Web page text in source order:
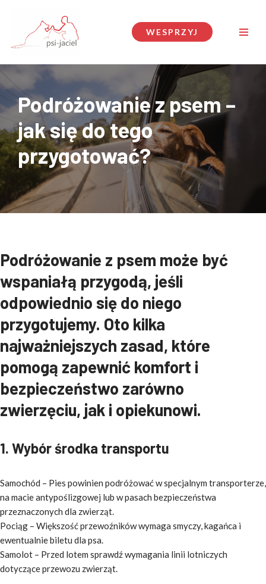
Przejdź
do
WESPRZYJ
Podróżowanie z psem –
jak się do tego
przygotować?
Podróżowanie z psem może być
wspaniałą przygodą, jeśli
odpowiednio się do niego
przygotujemy. Oto kilka
najważniejszych zasad, które
pomogą zapewnić komfort i
bezpieczeństwo zarówno
zwierzęciu, jak i opiekunowi.
1. Wybór środka transportu
Samochód – Pies powinien podróżować w specjalnym transporterze,
na macie antypoślizgowej lub w pasach bezpieczeństwa
przeznaczonych dla zwierząt.
Pociąg – Większość przewoźników wymaga smyczy, kagańca i
ewentualnie biletu dla psa.
Samolot – Przed lotem sprawdź wymagania linii lotniczych
dotyczące przewozu zwierząt.